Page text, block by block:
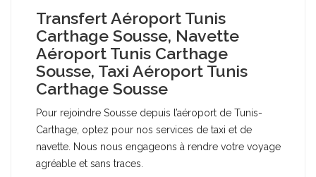
Transfert Aéroport Tunis
Carthage Sousse, Navette
Aéroport Tunis Carthage
Sousse, Taxi Aéroport Tunis
Carthage Sousse
Pour rejoindre Sousse depuis l’aéroport de Tunis-
Carthage, optez pour nos services de taxi et de
navette. Nous nous engageons à rendre votre voyage
agréable et sans traces.